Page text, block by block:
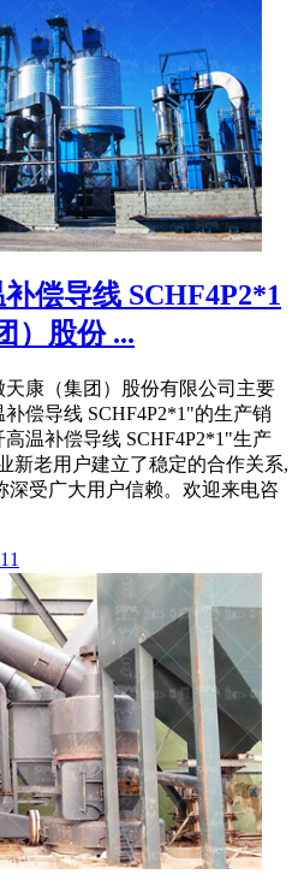
偿导线 SCHF4P2*1
）股份 ...
天康（集团）股份有限公司主要
偿导线 SCHF4P2*1"的生产销
温补偿导线 SCHF4P2*1"生产
新老用户建立了稳定的合作关系,
深受广大用户信赖。欢迎来电咨